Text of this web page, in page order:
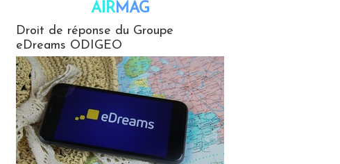
AIRMAG
Droit de réponse du Groupe
eDreams ODIGEO